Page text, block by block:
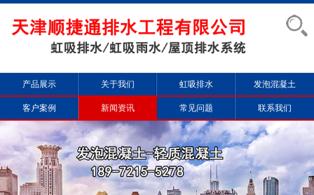
产品展示 关于我们 虹吸排水 发泡混凝土
客户案例 新闻资讯 常见问题 联系我们